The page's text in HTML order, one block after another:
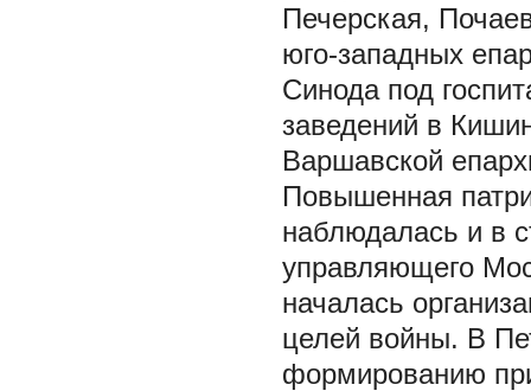
Печерская,
юго-западных
Синода под
заведений в
Варшавской
Повышенная
наблюдалась и в
управляющего
началась
целей войны. В
формированию